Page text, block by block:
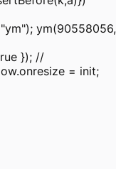
ym(90558056,
}); //
= init;